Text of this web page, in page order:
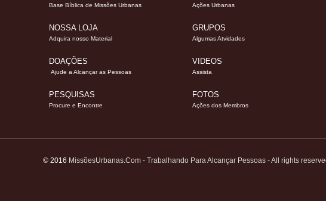
Base Bíblica de Missões Urbanas
NOSSA LOJA
Adquira nosso Material
DOAÇÕES
Ajude a Alcançar as Pessoas
PESQUISAS
Procure e Encontre
Ações Urbanas
GRUPOS
Algumas Atvidades
VIDEOS
Assista
FOTOS
Ações dos Membros
© 2016 MissõesUrbanas.Com - Trabalhando Para Alcançar Pessoas - All rights